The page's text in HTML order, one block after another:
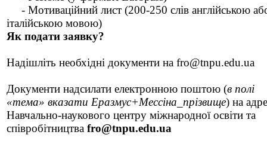
- Мотиваційний лист (200-250 слів англійською
італійською мовою)
Як подати заявку?
Надішліть необхідні документи на fro@tnpu.edu.ua
Документи надсилати електронною поштою (в полі
«тема» вказати Еразмус+Мессіна_прізвище) на
Навчально-наукового центру міжнародної освіти та
співробітництва fro@tnpu.edu.ua